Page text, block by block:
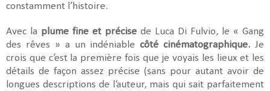
constamment l’histoire.
Avec la plume fine et précise de Luca Di Fulvio, le « Gang
des rêves » a un indéniablecôté cinématographique. Je
crois que c’est la première fois que je voyais les lieux et les
détails de façon assez précise (sans pour autant avoir de
longues descriptions de l’auteur, mais qui sait parfaitement